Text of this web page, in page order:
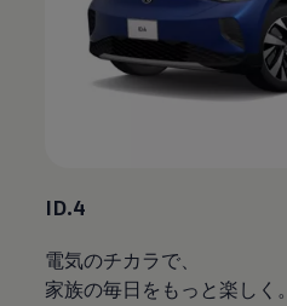
ID.4
電気のチカラで、
家族の毎日をもっと楽しく。